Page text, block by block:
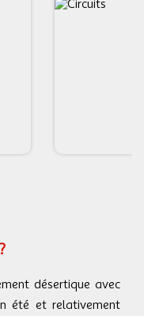
désertique avec
été et relativement